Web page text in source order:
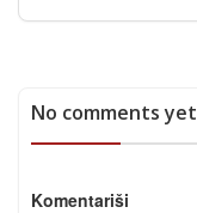
No comments yet
Komentariši